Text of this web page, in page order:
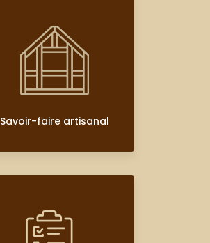
Savoir-faire artisanal